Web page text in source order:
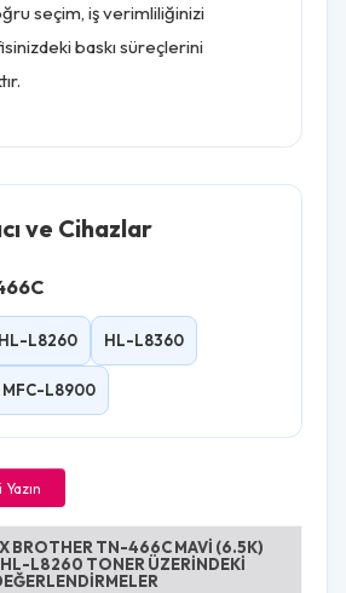
seçim, iş verimliliğinizi
baskı süreçlerini
ve Cihazlar
HL-L8260 HL-L8360
MFC-L8900
BROTHER TN-466C MAVI (6.5K)
L8260 TONER ÜZERINDEKI